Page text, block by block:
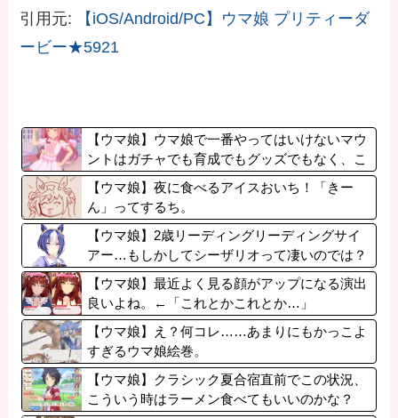
引用元:
【iOS/Android/PC】ウマ娘 プリティーダ
ービー★5921
【ウマ娘】ウマ娘で一番やってはいけないマウ
ントはガチャでも育成でもグッズでもなく、こ
れ。
【ウマ娘】夜に食べるアイスおいち！「きー
ん」ってするち。
【ウマ娘】2歳リーディングリーディングサイ
アー…もしかしてシーザリオって凄いのでは？
【ウマ娘】最近よく見る顔がアップになる演出
良いよね。←「これとかこれとか…」
【ウマ娘】え？何コレ……あまりにもかっこよ
すぎるウマ娘絵巻。
【ウマ娘】クラシック夏合宿直前でこの状況、
こういう時はラーメン食べてもいいのかな？